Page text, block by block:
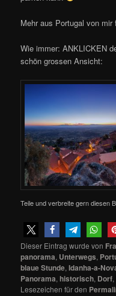
Mehr aus Portugal von mir
Wie immer: ANKLICKEN
schön grossen Ansicht:
Teile und verbreite gern diesen
Dieser Eintrag wurde von
panorama, Unterwegs,
blaue Stunde,Idanha-a-
Panorama,historisch, Dorf,
Lesezeichen für den